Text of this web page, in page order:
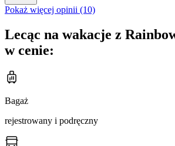
Pokaż więcej opinii (10)
Lecąc na wakacje z
w cenie:
Bagaż
rejestrowany i podręczny